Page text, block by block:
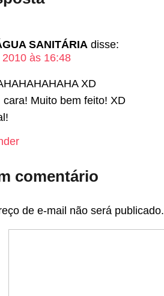
SANITÁRIA disse:
2010 às 16:48
XD
cara! Muito bem feito! XD
comentário
de e-mail não será publicado.